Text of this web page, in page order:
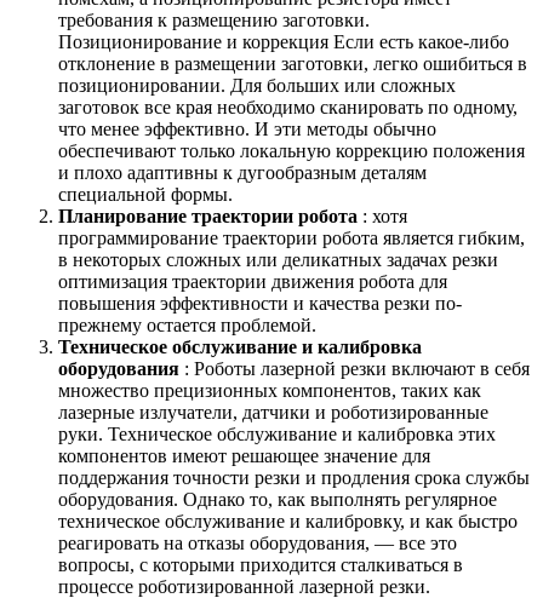
требования к размещению заготовки.
Позиционирование и коррекция Если есть какое-либо
отклонение в размещении заготовки, легко ошибиться в
позиционировании. Для больших или сложных
заготовок все края необходимо сканировать по одному,
что менее эффективно. И эти методы обычно
обеспечивают только локальную коррекцию положения
и плохо адаптивны к дугообразным деталям
специальной формы.
Планирование траектории робота : хотя
программирование траектории робота является гибким,
в некоторых сложных или деликатных задачах резки
оптимизация траектории движения робота для
повышения эффективности и качества резки по-
прежнему остается проблемой.
Техническое обслуживание и калибровка
оборудования : Роботы лазерной резки включают в себя
множество прецизионных компонентов, таких как
лазерные излучатели, датчики и роботизированные
руки. Техническое обслуживание и калибровка этих
компонентов имеют решающее значение для
поддержания точности резки и продления срока службы
оборудования. Однако то, как выполнять регулярное
техническое обслуживание и калибровку, и как быстро
реагировать на отказы оборудования, — все это
вопросы, с которыми приходится сталкиваться в
процессе роботизированной лазерной резки.